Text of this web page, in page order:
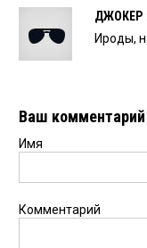
ДЖОКЕР
Ироды,
Ваш комментарий
Имя
Комментарий